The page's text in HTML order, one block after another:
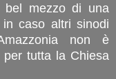
bel mezzo di una
caso altri sinodi
non è
tutta la Chiesa